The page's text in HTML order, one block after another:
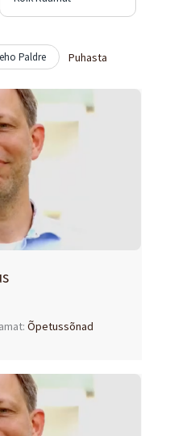
Paldre Puhasta
Õpetussõnad